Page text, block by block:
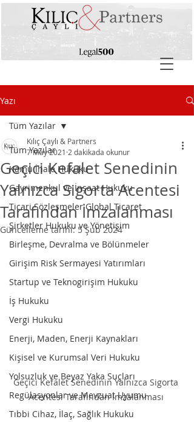
Yazı
Tüm Yazılar
Kamu İhale Hukuku
Gayrimenkul ve İnşaat Hukuku
Ticari Sözleşmeler Global Ticaret
Şirketler Hukuku ve Yönetişim
Birleşme, Devralma ve Bölünmeler
Girişim Risk Sermayesi Yatırımları
Startup ve Teknogirişim Hukuku
İş Hukuku
Vergi Hukuku
Enerji, Maden, Enerji Kaynakları
Kişisel ve Kurumsal Veri Hukuku
Yolsuzluk ve Beyaz Yaka Suçları
Regülasyonlar ve Mevzuat Uyumu
Tıbbi Cihaz, İlaç, Sağlık Hukuku
Tüm Yazılar
Geçici Kefalet Senedinin
Yalnızca Sigorta Acentesi
Tarafından İmzalanması
Kılıç Çaylı & Partners
7 May 2021 2 dakikada okunur
Güncelleme tarihi: 5 Şub 2024
Geçici Kefalet Senedinin Yalnızca Sigorta
Acentesi Tarafından İmzalanması